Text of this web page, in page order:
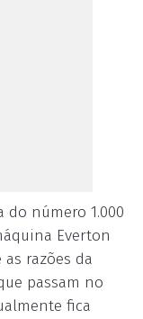
do número 1.000
Everton
razões da
passam no
fica